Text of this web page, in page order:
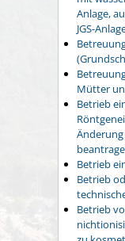
Anlage,
JGS-
Mütter
Betrieb
Betrieb
Betrieb
Betrieb